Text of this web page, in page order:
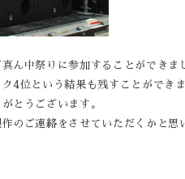
ん中祭りに参加することができま
4位という結果も残すことができ
とうございます。
のご連絡をさせていただくかと思